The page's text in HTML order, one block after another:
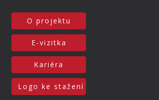
O projektu
E-vizitka
Kariéra
Logo ke stažení